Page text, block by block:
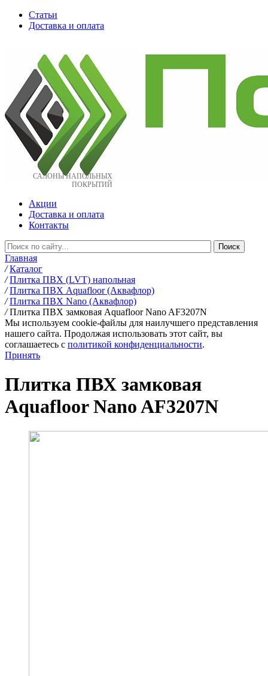
Статьи
Доставка и оплата
САЛОНЫ НАПОЛЬНЫХ
ПОКРЫТИЙ
Акции
Доставка и оплата
Контакты
Главная
/ Каталог
/ Плитка ПВХ (LVT) напольная
/ Плитка ПВХ Aquafloor (Аквафлор)
/ Плитка ПВХ Nano (Аквафлор)
/ Плитка ПВХ замковая Aquafloor Nano AF3207N
Мы используем cookie-файлы для наилучшего представления
нашего сайта. Продолжая использовать этот сайт, вы
соглашаетесь c политикой конфиденциальности.
Принять
Плитка ПВХ замковая
Aquafloor Nano AF3207N